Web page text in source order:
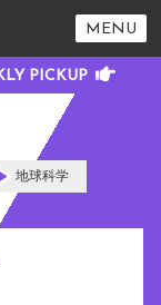
MENU
地球科学